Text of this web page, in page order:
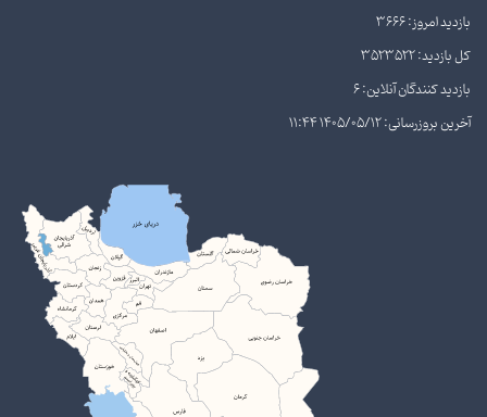
بازدید امروز: 3666
کل بازدید: 3523522
بازدید کنندگان آنلاین: 6
آخرین بروزرسانی: 1405/05/12 11:44